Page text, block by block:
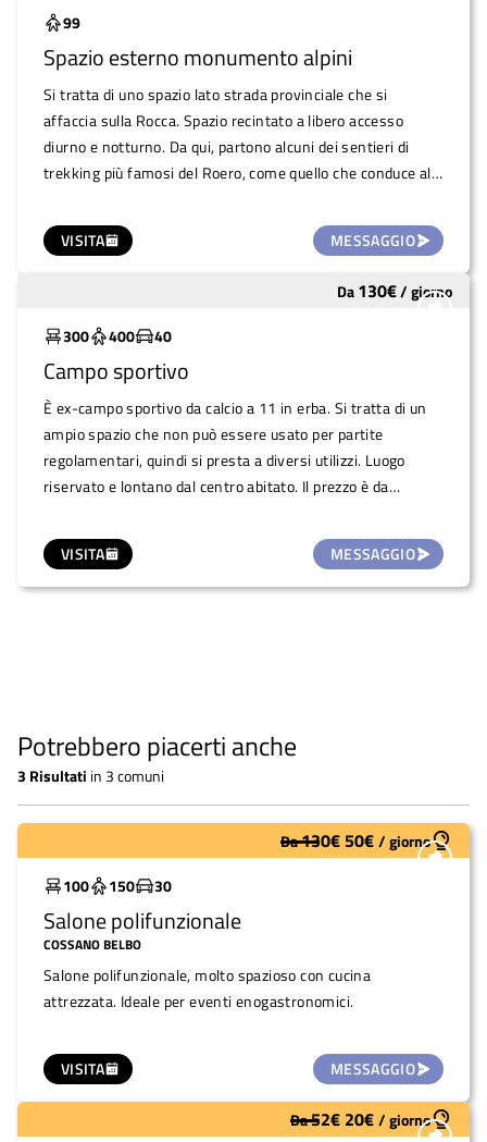
VISITA MESSAGGIO
99
Spazio esterno monumento alpini
Si tratta di uno spazio lato strada provinciale che si
affaccia sulla Rocca. Spazio recintato a libero accesso
diurno e notturno. Da qui, partono alcuni dei sentieri di
trekking più famosi del Roero, come quello che conduce alla
pietra. Possibilità di uso esclusivo con taraffario da
concordare in base all'evento (e che verrà devoluto
VISITA MESSAGGIO
Da130€/giorno
300
400 40
Campo sportivo
È ex-campo sportivo da calcio a 11 in erba. Si tratta di un
ampio spazio che non può essere usato per partite
regolamentari, quindi si presta a diversi utilizzi. Luogo
riservato e lontano dal centro abitato. Il prezzo è da
comune come atterraggio elicottero di emergenza
(elisoccorso).
Potrebbero piacerti anche
3 Risultati in 3 comuni
VISITA MESSAGGIO
Sottoutilizzato Da130€50€/giorno
100
150 30
Salone polifunzionale
COSSANO BELBO
Salone polifunzionale, molto spazioso con cucina
attrezzata. Ideale per eventi enogastronomici.
Molto utilizzato Da52€ 20€/giorno